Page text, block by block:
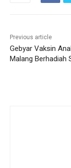
Previous article
Gebyar Vaksin
Malang Berhadiah